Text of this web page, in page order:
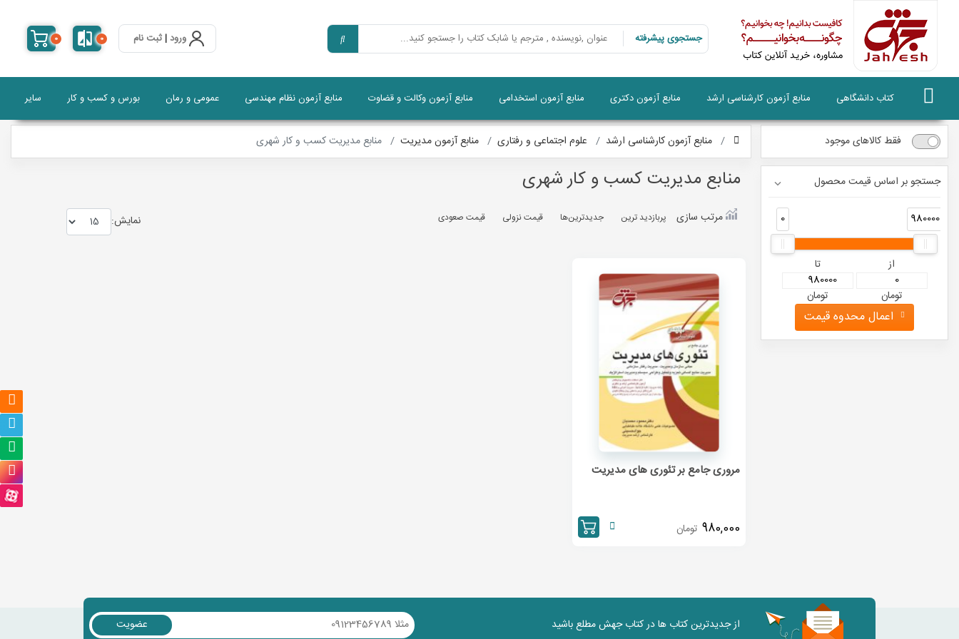
جستجوی پیشرفته ورود|ثبت نام 0
0
کتاب دانشگاهی منابع آزمون کارشناسی ارشد منابع آزمون دکتری منابع آزمون استخدامی منابع آزمون وکالت و قضاوت منابع آزمون نظام مهندسی عمومی و رمان بورس و کسب و کار سایر
فقط کالاهای موجود
جستجو بر اساس قیمت محصول
0 980000
از
تومان
تا
تومان
اعمال محدوه قیمت
منابع آزمون کارشناسی ارشد علوم اجتماعی و رفتاری منابع آزمون مدیریت منابع مدیریت کسب و کار شهری
منابع مدیریت کسب و کار شهری
مرتب سازی پربازديد ترين جديدترين‌ها قيمت نزولی قيمت صعودی نمايش:
مروری جامع بر تئوری های مدیریت
980,000 تومان
از جدیدترین کتاب ها در کتاب جهش مطلع باشید عضویت